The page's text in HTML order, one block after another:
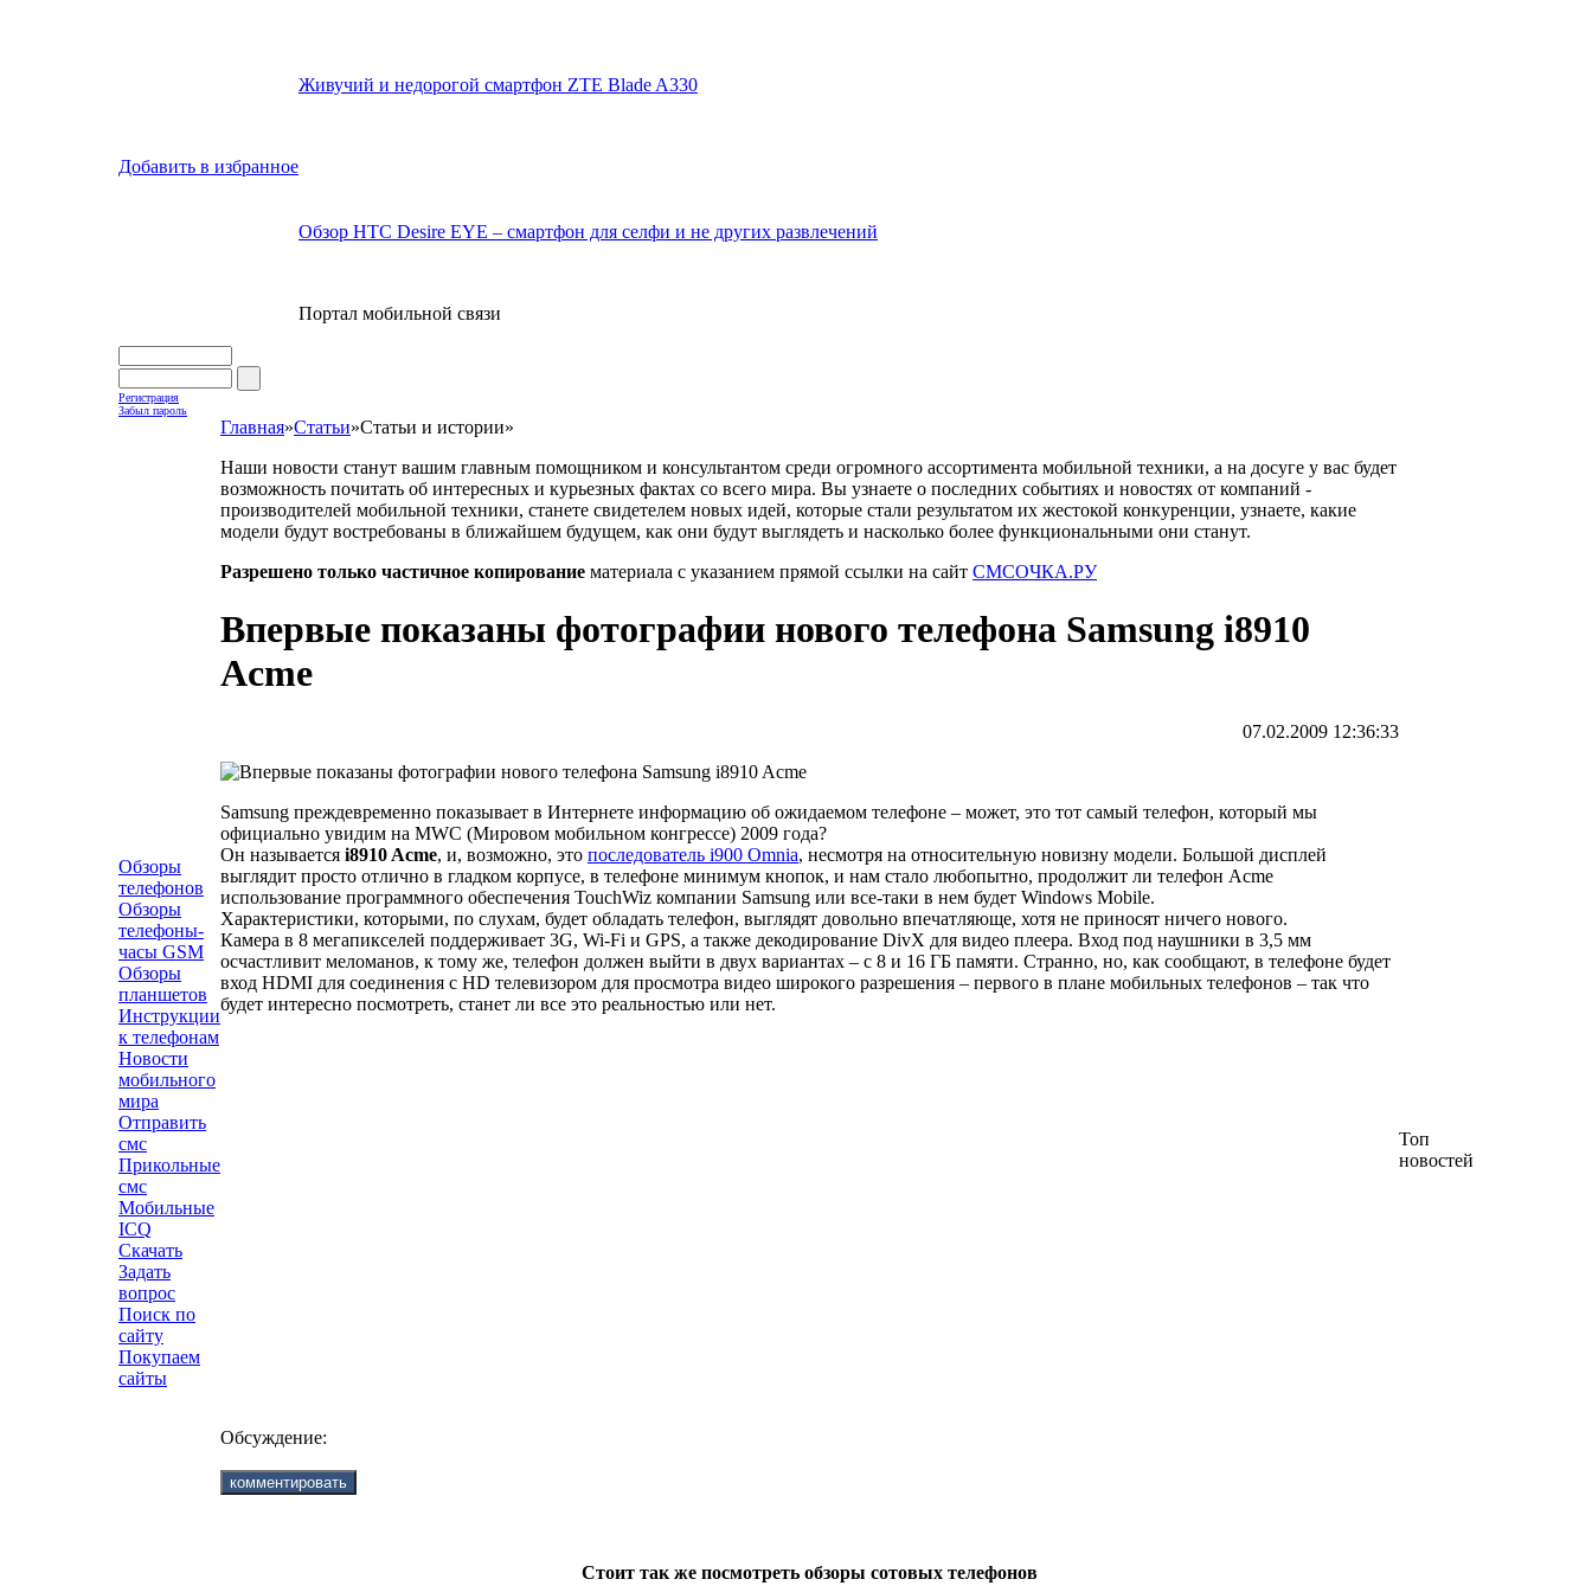
Добавить в избранное
Живучий и недорогой смартфон ZTE Blade A330
Обзор HTC Desire EYE – смартфон для селфи и не других развлечений
Портал мобильной связи
Регистрация
Забыл пароль
Обзоры
телефонов
Обзоры
телефоны-
часы GSM
Обзоры
планшетов
Инструкции
к телефонам
Новости
мобильного
мира
Отправить
смс
Прикольные
смс
Мобильные
ICQ
Скачать
Задать
вопрос
Поиск по
сайту
Покупаем
сайты
Главная»Статьи»Статьи и истории»
Наши новости станут вашим главным помощником и консультантом среди огромного ассортимента мобильной техники, а на досуге у вас будет
возможность почитать об интересных и курьезных фактах со всего мира. Вы узнаете о последних событиях и новостях от компаний -
производителей мобильной техники, станете свидетелем новых идей, которые стали результатом их жестокой конкуренции, узнаете, какие
модели будут востребованы в ближайшем будущем, как они будут выглядеть и насколько более функциональными они станут.
Разрешено только частичное копирование материала с указанием прямой ссылки на сайт СМСОЧКА.РУ
Впервые показаны фотографии нового телефона Samsung i8910
Acme
07.02.2009 12:36:33
Samsung преждевременно показывает в Интернете информацию об ожидаемом телефоне – может, это тот самый телефон, который мы
официально увидим на MWC (Мировом мобильном конгрессе) 2009 года?
Он называется i8910 Acme, и, возможно, это последователь i900 Omnia, несмотря на относительную новизну модели. Большой дисплей
выглядит просто отлично в гладком корпусе, в телефоне минимум кнопок, и нам стало любопытно, продолжит ли телефон Acme
использование программного обеспечения TouchWiz компании Samsung или все-таки в нем будет Windows Mobile.
Характеристики, которыми, по слухам, будет обладать телефон, выглядят довольно впечатляюще, хотя не приносят ничего нового.
Камера в 8 мегапикселей поддерживает 3G, Wi-Fi и GPS, а также декодирование DivX для видео плеера. Вход под наушники в 3,5 мм
осчастливит меломанов, к тому же, телефон должен выйти в двух вариантах – с 8 и 16 ГБ памяти. Странно, но, как сообщают, в телефоне будет
вход HDMI для соединения с HD телевизором для просмотра видео широкого разрешения – первого в плане мобильных телефонов – так что
будет интересно посмотреть, станет ли все это реальностью или нет.
Обсуждение:
Стоит так же посмотреть обзоры сотовых телефонов
Топ
новостей